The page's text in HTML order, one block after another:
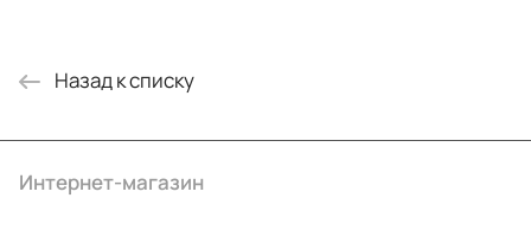
Назад к списку
Интернет-магазин